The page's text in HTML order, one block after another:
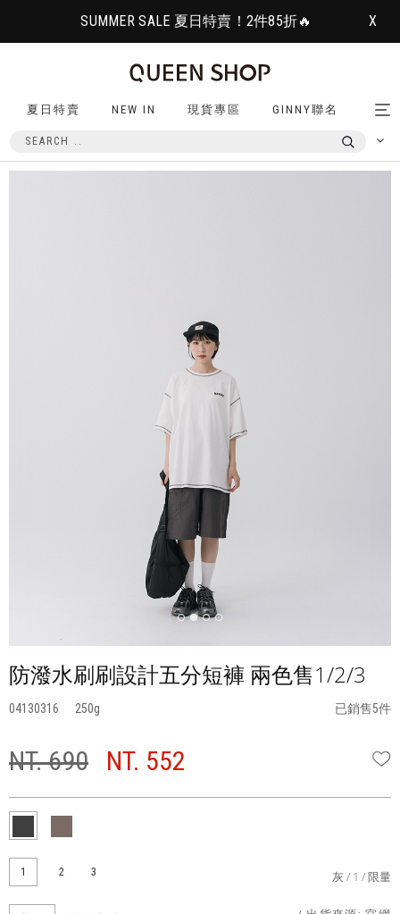
SUMMER SALE 夏日特賣！2件85折🔥 X
夏日特賣 NEW IN 現貨專區 GINNY聯名
防潑水刷刷設計五分短褲 兩色售1/2/3
04130316 250 已銷售5件
NT. 690 NT. 552
1 2 3 灰 1 限量